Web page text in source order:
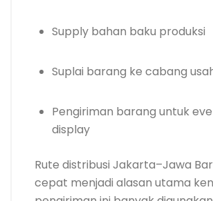
Supply bahan baku produksi
Suplai barang ke cabang
Pengiriman barang untuk
display
Rute distribusi Jakarta–Jawa
cepat menjadi alasan utama